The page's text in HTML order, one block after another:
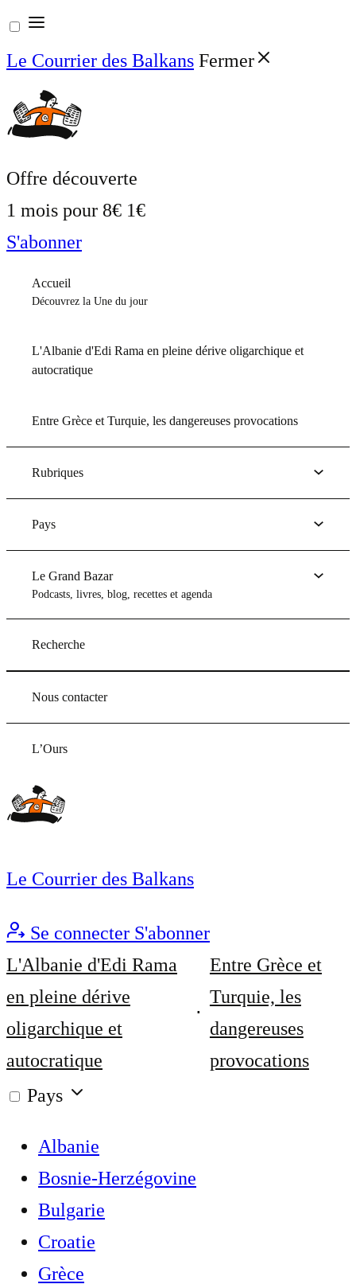
Aller
au
contenu
Le Courrier des Balkans Fermer
Offre découverte
1 mois pour 8€ 1€
S'abonner
Accueil
Découvrez la Une du jour
L'Albanie d'Edi Rama en pleine dérive oligarchique et
autocratique
Entre Grèce et Turquie, les dangereuses provocations
Rubriques
Pays
Le Grand Bazar
Podcasts, livres, blog, recettes et agenda
Recherche
Nous contacter
L’Ours
Le Courrier des Balkans
Se connecter S'abonner
L'Albanie d'Edi Rama
en pleine dérive
oligarchique et
autocratique
Entre Grèce et
Turquie, les
dangereuses
provocations
Pays
Albanie
Bosnie-Herzégovine
Bulgarie
Croatie
Grèce